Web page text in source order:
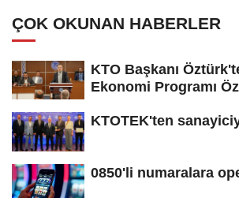
ÇOK OKUNAN HABERLER
KTO Başkanı
Ekonomi Programı
KTOTEK'ten
0850'li numaralara